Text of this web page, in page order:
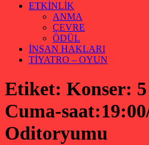
ETKİNLİK
ANMA
ÇEVRE
ÖDÜL
İNSAN HAKLARI
TİYATRO – OYUN
Etiket: Konser:
Cuma-
Oditoryumu